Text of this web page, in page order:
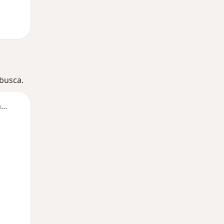
Segunda-feira